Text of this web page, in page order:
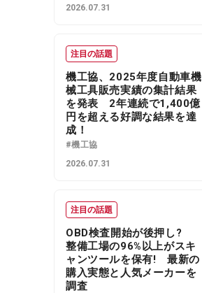
2026.07.31
注目の話題
機工協、2025年度自動車機
械工具販売実績の集計結果
を発表 2年連続で1,400億
円を超える好調な結果を達
成！
#機工協
2026.07.31
注目の話題
OBD検査開始が後押し?
整備工場の96%以上がスキ
ャンツールを保有! 最新の
購入実態と人気メーカーを
調査